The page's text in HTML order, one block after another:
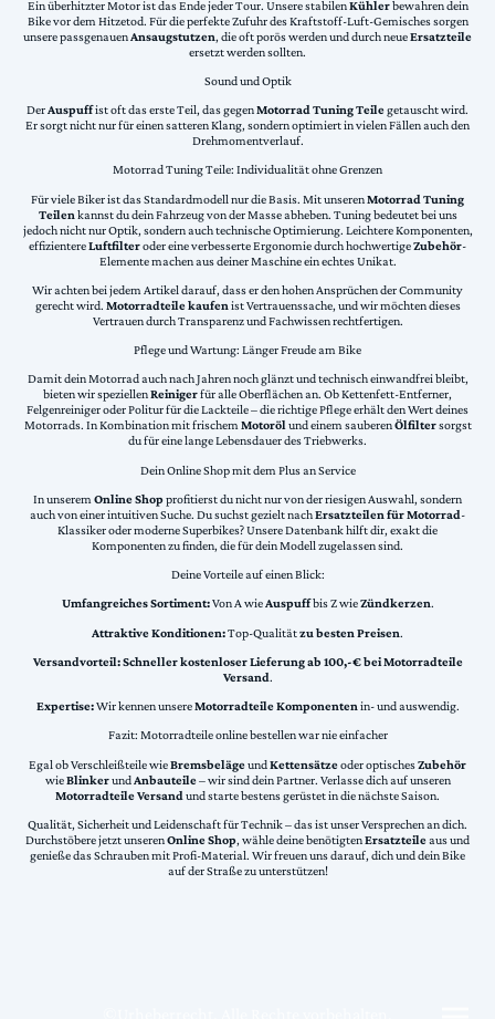
Ein überhitzter Motor ist das Ende jeder Tour. Unsere stabilenKühlerbewahren dein
Bike vor dem Hitzetod. Für die perfekte Zufuhr des Kraftstoff-Luft-Gemisches sorgen
unsere passgenauenAnsaugstutzen, die oft porös werden und durch neueErsatzteile
ersetzt werden sollten.
Sound und Optik
DerAuspuffist oft das erste Teil, das gegenMotorrad Tuning Teilegetauscht wird.
Er sorgt nicht nur für einen satteren Klang, sondern optimiert in vielen Fällen auch den
Drehmomentverlauf.
Motorrad Tuning Teile: Individualität ohne Grenzen
Für viele Biker ist das Standardmodell nur die Basis. Mit unserenMotorrad Tuning
Teilen kannst du dein Fahrzeug von der Masse abheben. Tuning bedeutet bei uns
jedoch nicht nur Optik, sondern auch technische Optimierung. Leichtere Komponenten,
effizientereLuftfilteroder eine verbesserte Ergonomie durch hochwertigeZubehör-
Elemente machen aus deiner Maschine ein echtes Unikat.
Wir achten bei jedem Artikel darauf, dass er den hohen Ansprüchen der Community
gerecht wird. Motorradteile kaufen ist Vertrauenssache, und wir möchten dieses
Vertrauen durch Transparenz und Fachwissen rechtfertigen.
Pflege und Wartung: Länger Freude am Bike
Damit dein Motorrad auch nach Jahren noch glänzt und technisch einwandfrei bleibt,
bieten wir speziellenReinigerfür alle Oberflächen an. Ob Kettenfett-Entferner,
Felgenreiniger oder Politur für die Lackteile – die richtige Pflege erhält den Wert deines
Motorrads. In Kombination mit frischemMotorölund einem sauberenÖlfiltersorgst
du für eine lange Lebensdauer des Triebwerks.
Dein Online Shop mit dem Plus an Service
In unserem Online Shopprofitierst du nicht nur von der riesigen Auswahl, sondern
auch von einer intuitiven Suche. Du suchst gezielt nachErsatzteilen für Motorrad-
Klassiker oder moderne Superbikes? Unsere Datenbank hilft dir, exakt die
Komponenten zu finden, die für dein Modell zugelassen sind.
Deine Vorteile auf einen Blick:
Umfangreiches Sortiment:Von A wieAuspuffbis Z wieZündkerzen.
Attraktive Konditionen:Top-Qualitätzu besten Preisen.
Versandvorteil:Schneller kostenloser Lieferung ab 100,-€ bei Motorradteile
Versand.
Expertise:Wir kennen unsereMotorradteile Komponentenin- und auswendig.
Fazit: Motorradteile online bestellen war nie einfacher
Egal ob Verschleißteile wieBremsbelägeundKettensätzeoder optischesZubehör
wieBlinkerundAnbauteile– wir sind dein Partner. Verlasse dich auf unseren
Motorradteile Versand und starte bestens gerüstet in die nächste Saison.
Qualität, Sicherheit und Leidenschaft für Technik – das ist unser Versprechen an dich.
Durchstöbere jetzt unserenOnline Shop, wähle deine benötigtenErsatzteileaus und
genieße das Schrauben mit Profi-Material. Wir freuen uns darauf, dich und dein Bike
auf der Straße zu unterstützen!